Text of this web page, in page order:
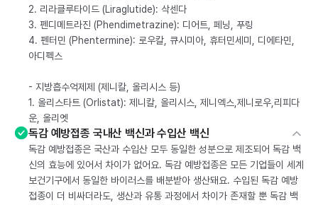
2. 리라클루타이드 (Liraglutide): 삭센다
3. 펜디메트라진 (Phendimetrazine): 디어트, 페닝, 푸링
4. 펜터민 (Phentermine): 로우칼, 큐시미아, 휴터민세미, 디에타민,
아디펙스
- 지방흡수억제제 (제니칼, 올리시스 등)
1. 올리스타트 (Orlistat): 제니칼, 올리시스, 제니엑스,제니로우,리피다
운, 올리엣
독감 예방접종 국내산 백신과 수입산 백신
독감 예방접종은 국산과 수입산 모두 동일한 성분으로 제조되어 독감 백
신의 효능에 있어서 차이가 없어요. 독감 예방접종은 모든 기업들이 세계
보건기구에서 동일한 바이러스를 배분받아 생산돼요. 수입된 독감 예방
접종이 더 비싸더라도, 생산과 유통 과정에서 차이가 존재할 뿐 독감 백